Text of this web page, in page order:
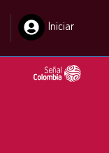
Iniciar